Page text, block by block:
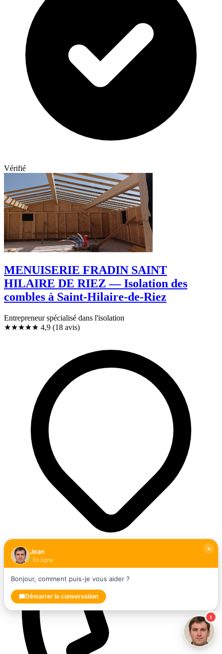
Vérifié
MENUISERIE FRADIN SAINT
HILAIRE DE RIEZ — Isolation des
combles à Saint-Hilaire-de-Riez
Entrepreneur spécialisé dans l'isolation
★★★★★ 4,9 (18 avis)
28 B Chem. de la Noivière, 85270 Saint-Hilaire-de-Riez
1
Jean
En ligne
Bonjour, comment puis-je vous aider ?
Démarrer la conversation